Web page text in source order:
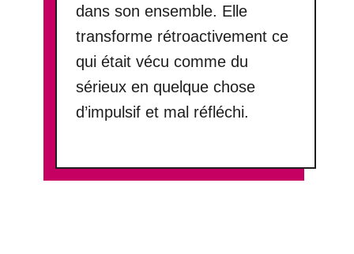
dans son ensemble. Elle
transforme rétroactivement ce
qui était vécu comme du
sérieux en quelque chose
d’impulsif et mal réfléchi.